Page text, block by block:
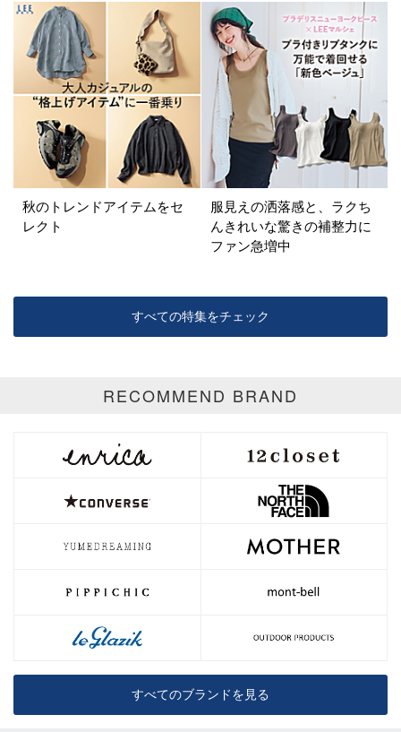
ベージュ ブラウン オレンジ
イエロー レッド ピンク
パープル グリーン
ゴールド シルバー マルチ
秋のトレンドアイテムをセ
レクト
服見えの洒落感と、ラクち
んきれいな驚きの補整力に
ファン急増中
すべての特集をチェック
RECOMMEND BRAND
すべてのブランドを見る